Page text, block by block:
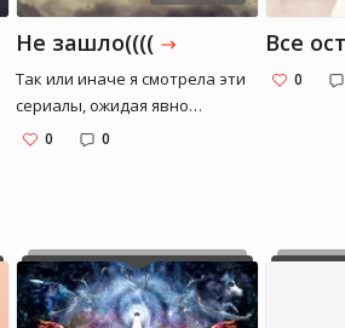
Не зашло((((
Так или иначе я смотрела эти
сериалы, ожидая явно
большего...
0 0
0